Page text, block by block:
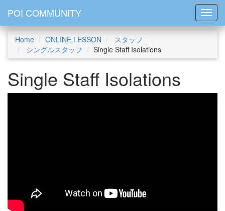
POI COMMUNITY
Home ONLINE LESSON
スタッフ
シングルスタッフ
Single Staff Isolations
Single Staff Isolations